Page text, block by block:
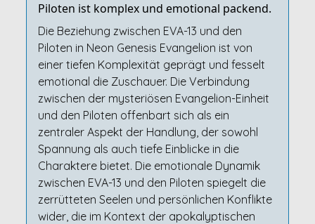
Piloten ist komplex und emotional packend.
Die Beziehung zwischen EVA-13 und den
Piloten in Neon Genesis Evangelion ist von
einer tiefen Komplexität geprägt und fesselt
emotional die Zuschauer. Die Verbindung
zwischen der mysteriösen Evangelion-Einheit
und den Piloten offenbart sich als ein
zentraler Aspekt der Handlung, der sowohl
Spannung als auch tiefe Einblicke in die
Charaktere bietet. Die emotionale Dynamik
zwischen EVA-13 und den Piloten spiegelt die
zerrütteten Seelen und persönlichen Konflikte
wider, die im Kontext der apokalyptischen